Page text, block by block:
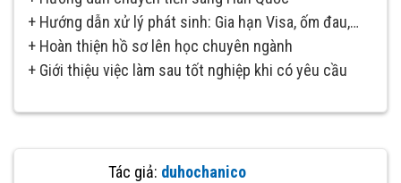
+ Hướng dẫn xử lý phát sinh: Gia hạn Visa, ốm đau,…
+ Hoàn thiện hồ sơ lên học chuyên ngành
+ Giới thiệu việc làm sau tốt nghiệp khi có yêu cầu
Tác giả: duhochanico